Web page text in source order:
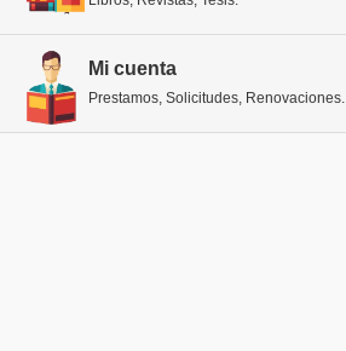
Mi cuenta
Prestamos, Solicitudes, Renovaciones.